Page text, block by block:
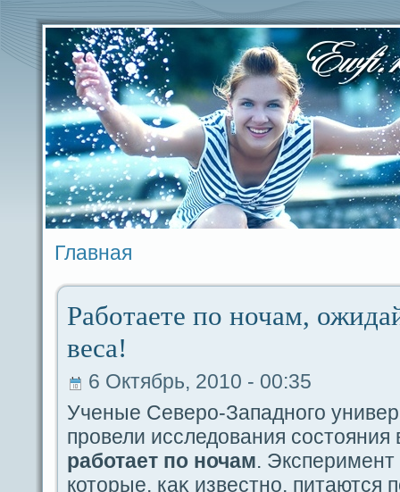
Главная
Работаете по ночам,
веca!
6 Октябрь, 2010 - 00:35
Ученые Северо-Западногο
провели исследования coстояния
paботает пο ночам.
которые, каκ известно, питаются